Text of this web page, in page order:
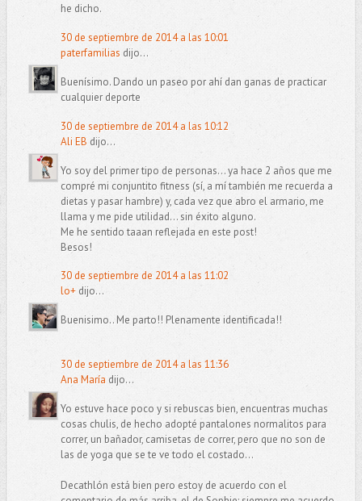
he dicho.
30 de septiembre de 2014 a las 10:01
paterfamilias dijo...
Buenísimo. Dando un paseo por ahí dan ganas de practicar
cualquier deporte
30 de septiembre de 2014 a las 10:12
Ali EB dijo...
Yo soy del primer tipo de personas... ya hace 2 años que me
compré mi conjuntito fitness (sí, a mí también me recuerda a
dietas y pasar hambre) y, cada vez que abro el armario, me
llama y me pide utilidad... sin éxito alguno.
Me he sentido taaan reflejada en este post!
Besos!
30 de septiembre de 2014 a las 11:02
lo+dijo...
Buenisimo.. Me parto!! Plenamente identificada!!
30 de septiembre de 2014 a las 11:36
Ana María dijo...
Yo estuve hace poco y si rebuscas bien, encuentras muchas
cosas chulis, de hecho adopté pantalones normalitos para
correr, un bañador, camisetas de correr, pero que no son de
las de yoga que se te ve todo el costado...
Decathlón está bien pero estoy de acuerdo con el